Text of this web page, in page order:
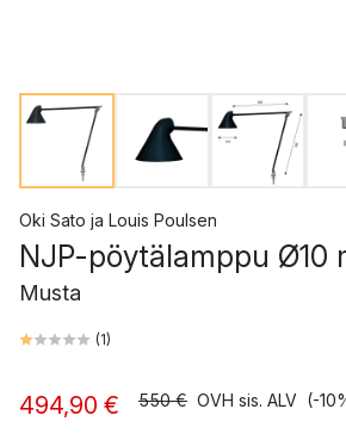
Oki Sato ja Louis Poulsen
NJP-pöytälamppu Ø10
Musta
(1)
494,90 € 550 € OVH sis. ALV (-